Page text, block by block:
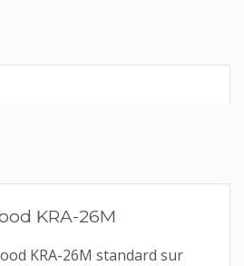
KRA-26M
KRA-26M standard sur